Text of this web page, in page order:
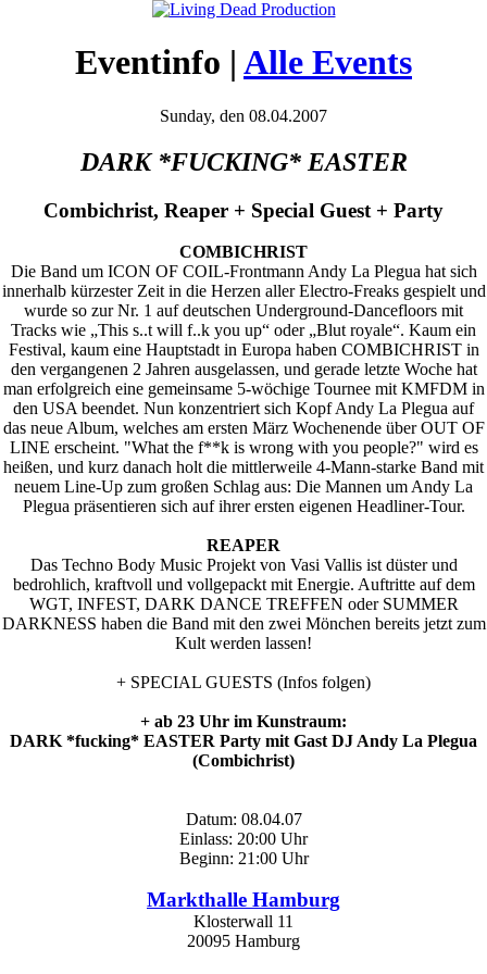
Eventinfo | Alle Events
Sunday, den 08.04.2007
DARK *FUCKING* EASTER
Combichrist, Reaper + Special Guest + Party
COMBICHRIST
Die Band um ICON OF COIL‐Frontmann Andy La Plegua hat sich
innerhalb kürzester Zeit in die Herzen aller Electro‐Freaks gespielt und
wurde so zur Nr. 1 auf deutschen Underground‐Dancefloors mit
Tracks wie „This s..t will f..k you up“ oder „Blut royale“. Kaum ein
Festival, kaum eine Hauptstadt in Europa haben COMBICHRIST in
den vergangenen 2 Jahren ausgelassen, und gerade letzte Woche hat
man erfolgreich eine gemeinsame 5‐wöchige Tournee mit KMFDM in
den USA beendet. Nun konzentriert sich Kopf Andy La Plegua auf
das neue Album, welches am ersten März Wochenende über OUT OF
LINE erscheint. "What the f**k is wrong with you people?" wird es
heißen, und kurz danach holt die mittlerweile 4-Mann-starke Band mit
neuem Line-Up zum großen Schlag aus: Die Mannen um Andy La
Plegua präsentieren sich auf ihrer ersten eigenen Headliner-Tour.
REAPER
Das Techno Body Music Projekt von Vasi Vallis ist düster und
bedrohlich, kraftvoll und vollgepackt mit Energie. Auftritte auf dem
WGT, INFEST, DARK DANCE TREFFEN oder SUMMER
DARKNESS haben die Band mit den zwei Mönchen bereits jetzt zum
Kult werden lassen!
+ SPECIAL GUESTS (Infos folgen)
+ ab 23 Uhr im Kunstraum:
DARK *fucking* EASTER Party mit Gast DJ Andy La Plegua
(Combichrist)
Datum: 08.04.07
Einlass: 20:00 Uhr
Beginn: 21:00 Uhr
Markthalle Hamburg
Klosterwall 11
20095 Hamburg